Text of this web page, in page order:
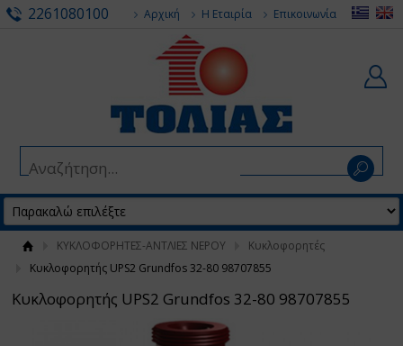
2261080100 Αρχική Η Εταιρία Επικοινωνία
ΚΥΚΛΟΦΟΡΗΤΕΣ-ΑΝΤΛΙΕΣ ΝΕΡΟΥ
Κυκλοφορητές
Κυκλοφορητής UPS2 Grundfos 32-80 98707855
Κυκλοφορητής UPS2 Grundfos 32-80 98707855